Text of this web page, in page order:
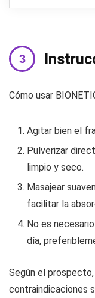
Cómo usar
Agitar bien el
Pulverizar
limpio y seco.
Masajear
facilitar la
No es
día,
Según el
contraindicaciones